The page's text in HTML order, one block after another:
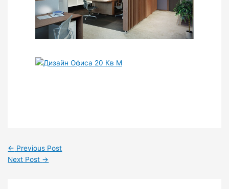
← Previous Post
Next Post →